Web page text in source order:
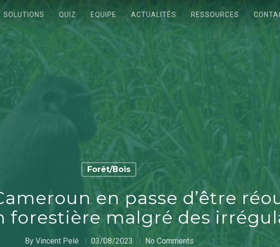
SOLUTIONS QUIZ EQUIPE ACTUALITÉS RESSOURCES
Forêt/Bois
en passe d’être
forestière malgré des
By Vincent Pelé 03/08/2023 No Comments